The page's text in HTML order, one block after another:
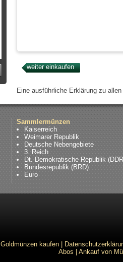
Eine ausführliche Erklärung zu
Sammlermünzen
Kaiserreich
Weimarer Republik
Deutsche Nebengebiete
3. Reich
Dt. Demokratische Republik
Bundesrepublik (BRD)
Euro
Goldmünzen kaufen
Abos
Ankauf von